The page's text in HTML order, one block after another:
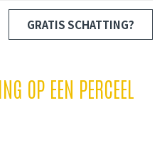
GRATIS SCHATTING?
OP EEN PERCEEL